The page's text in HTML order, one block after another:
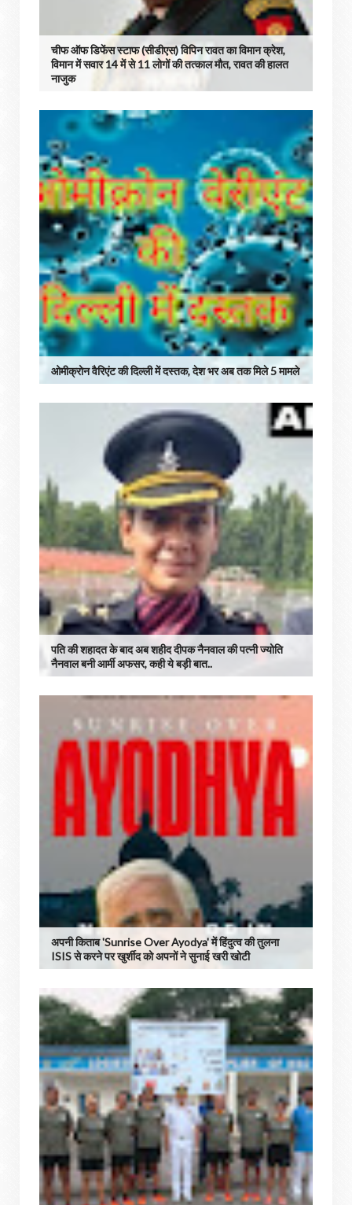
चीफ ऑफ डिफेंस स्टाफ (सीडीएस) विपिन रावत का विमान क्रेश,
विमान में सवार 14 में से 11 लोगों की तत्काल मौत, रावत की हालत
नाजुक
ओमीक्रोन वैरिएंट की दिल्ली में दस्तक, देश भर अब तक मिले 5 मामले
पति की शहादत के बाद अब शहीद दीपक नैनवाल की पत्‍नी ज्‍योति
नैनवाल बनी आर्मी अफसर, कही ये बड़ी बात..
अपनी किताब 'Sunrise Over Ayodya' में हिंदुत्व की तुलना
ISIS से करने पर खुर्शीद को अपनों ने सुनाई खरी खोटी